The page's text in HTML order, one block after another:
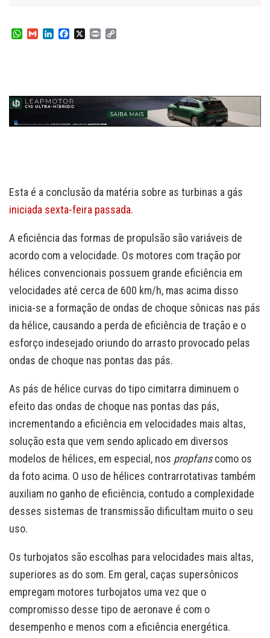
W
p
p
G
I
n
o
k
X
P
n
k
Esta é a conclusão da matéria sobre as turbinas a gás
iniciada sexta-feira passada.
A eficiência das formas de propulsão são variáveis de
acordo com a velocidade. Os motores com tração por
hélices convencionais possuem grande eficiência em
velocidades até cerca de 600 km/h, mas acima disso
inicia-se a formação de ondas de choque sônicas nas pás
da hélice, causando a perda de eficiência de tração e o
esforço indesejado oriundo do arrasto provocado pelas
ondas de choque nas pontas das pás.
As pás de hélice curvas do tipo cimitarra diminuem o
efeito das ondas de choque nas pontas das pás,
incrementando a eficiência em velocidades mais altas,
solução esta que vem sendo aplicado em diversos
modelos de hélices, em especial, nos propfanscomo os
da foto acima. O uso de hélices contrarrotativas também
auxiliam no ganho de eficiência, contudo a complexidade
desses sistemas de transmissão dificultam muito o seu
uso.
Os turbojatos são escolhas para velocidades mais altas,
superiores as do som. Em geral, caças supersônicos
empregam motores turbojatos uma vez que o
compromisso desse tipo de aeronave é com o
desempenho e menos com a eficiência energética.